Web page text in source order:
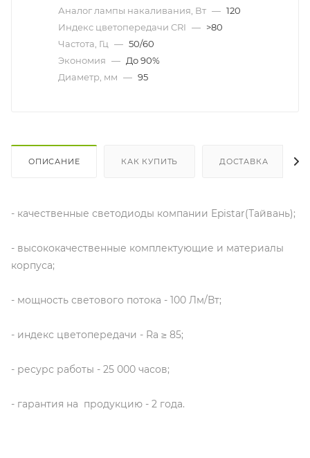
Аналог лампы накаливания, Вт — 120
Индекс цветопередачи CRI — >80
Частота, Гц — 50/60
Экономия — До 90%
Диаметр, мм — 95
ОПИСАНИЕ КАК КУПИТЬ ДОСТАВКА
- качественные светодиоды компании Epistar(Тайвань);
- высококачественные комплектующие и материалы
корпуса;
- мощность светового потока - 100 Лм/Вт;
- индекс цветопередачи - Ra ≥ 85;
- ресурс работы - 25 000 часов;
- гарантия на продукцию - 2 года.